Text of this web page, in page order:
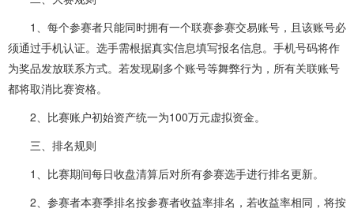
1、每个参赛者只能同时拥有一个联赛参赛交易账号，且该账号必
须通过手机认证。选手需根据真实信息填写报名信息。手机号码将作
为奖品发放联系方式。若发现刷多个账号等舞弊行为，所有关联账号
都将取消比赛资格。
2、比赛账户初始资产统一为100万元虚拟资金。
三、排名规则
1、比赛期间每日收盘清算后对所有参赛选手进行排名更新。
2、参赛者本赛季排名按参赛者收益率排名，若收益率相同，将按